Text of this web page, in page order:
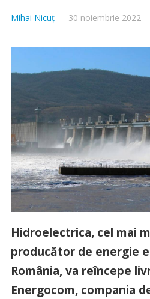
Mihai Nicuț— 30 noiembrie 2022
Hidroelectrica, cel mai
producător de energie
România, va reîncepe
Energocom, compania